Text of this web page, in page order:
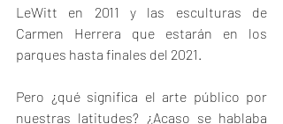
LeWitt en 2011 y las esculturas de
Carmen Herrera que estarán en los
parques hasta finales del 2021.
Pero ¿qué significa el arte público por
nuestras latitudes? ¿Acaso se hablaba